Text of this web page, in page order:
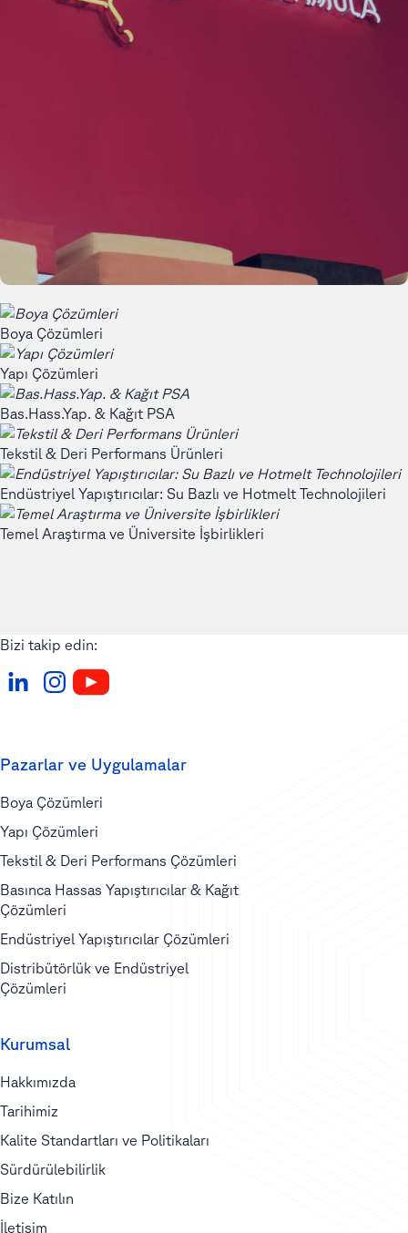
Boya Çözümleri
Yapı Çözümleri
Bas.Hass.Yap. & Kağıt PSA
Tekstil & Deri Performans Ürünleri
Endüstriyel Yapıştırıcılar: Su Bazlı ve Hotmelt Technolojileri
Temel Araştırma ve Üniversite İşbirlikleri
Bizi takip edin:
Pazarlar ve Uygulamalar
Boya Çözümleri
Yapı Çözümleri
Tekstil & Deri Performans Çözümleri
Basınca Hassas Yapıştırıcılar & Kağıt
Çözümleri
Endüstriyel Yapıştırıcılar Çözümleri
Distribütörlük ve Endüstriyel
Çözümleri
Kurumsal
Hakkımızda
Tarihimiz
Kalite Standartları ve Politikaları
Sürdürülebilirlik
Bize Katılın
İletişim